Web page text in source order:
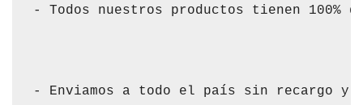
- Todos nuestros productos tienen 100%
- Enviamos a todo el país sin recargo y